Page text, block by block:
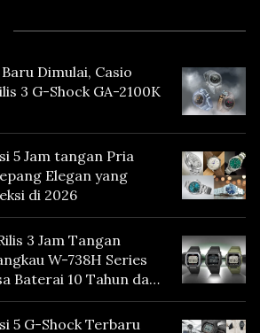
Dimulai, Casio
3 G-Shock GA-2100K
5 Jam tangan Pria
Elegan yang
di 2026
3 Jam Tangan
W-738H Series
Baterai 10 Tahun dan
5 G-Shock Terbaru